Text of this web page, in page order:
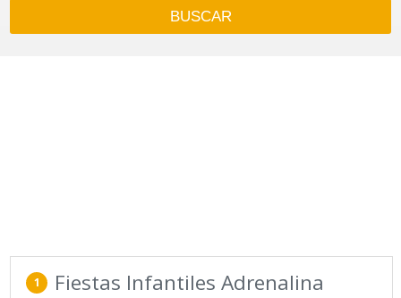
1 Fiestas Infantiles Adrenalina